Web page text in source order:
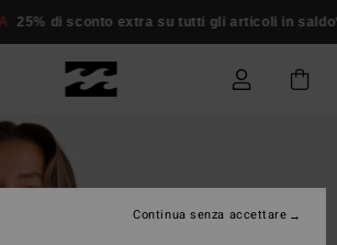
25% di sconto extra su tutti gli articoli in saldo*
Continua senza accettare